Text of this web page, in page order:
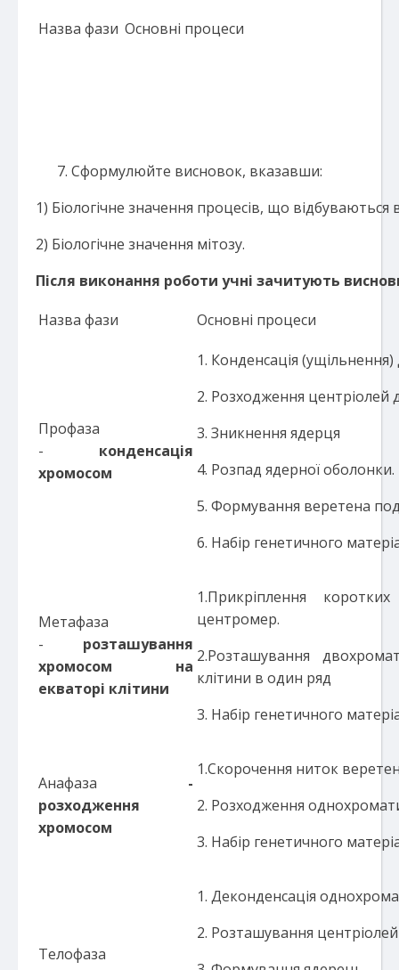
Назва фази Основні процеси
Сформулюйте висновок, вказавши:
1) Біологічне значення процесів, що відбуваються
2) Біологічне значення мітозу.
Після виконання роботи учні зачитують
Назва фази
Основні процеси
Профаза
- конденсація
хромосом
1. Конденсація
2. Розходження центріолей
3. Зникнення ядерця
4. Розпад ядерної оболонки.
5. Формування веретена
6. Набір генетичного
Метафаза
- розташування
хромосом на
екваторі клітини
1.Прикріплення
центромер.
2.Розташування
клітини в один ряд
3. Набір генетичного
Анафаза -
розходження
хромосом
1.Скорочення ниток
2. Розходження
3. Набір генетичного
Телофаза
1. Деконденсація
2. Розташування центріолей